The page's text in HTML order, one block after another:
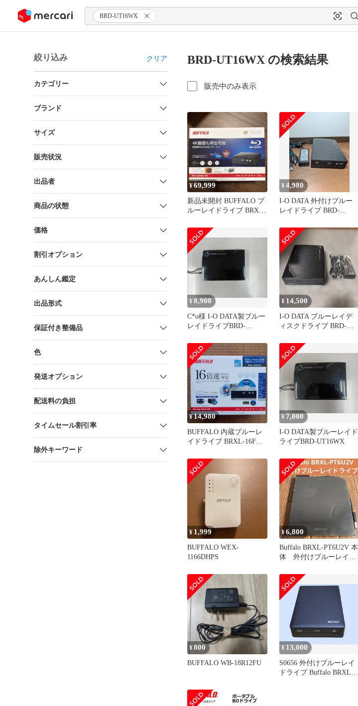
ツにスキップ BRD-UT16WX
絞り込み クリア
カテゴリー
ブランド
サイズ
販売状況
出品者
商品の状態
価格
割引オプション
あんしん鑑定
出品形式
保証付き整備品
色
発送オプション
配送料の負担
タイムセール割引率
除外キーワード
BRD-UT16WX の検索結果
販売中のみ表示
¥69,999
新品未開封 BUFFALO ブ
ルーレイドライブ BRXL-
¥4,980
I-O DATA 外付けブルー
レイドライブ BRD-
¥8,900
C*o様 I-O DATA製ブルー
レイドライブBRD-
¥ 14,500
I-O DATA ブルーレイデ
ィスクドライブ BRD-
¥14,980
BUFFALO 内蔵ブルーレ
イドライブ BRXL-16FBS-
¥ 7,000
I-O DATA製ブルーレイド
ライブBRD-UT16WX
¥ 1,999
BUFFALO WEX-
1166DHPS
¥6,800
Buffalo BRXL-PT6U2V 本
体 外付けブルーレイド
¥800
BUFFALO WB-18R12FU
¥ 13,000
S0656 外付けブルーレイ
ドライブ Buffalo BRXL-